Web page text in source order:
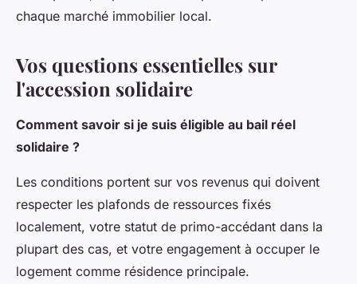
chaque marché immobilier local.
Vos questions essentielles sur
l'accession solidaire
Comment savoir si je suis éligible au bail réel
solidaire ?
Les conditions portent sur vos revenus qui doivent
respecter les plafonds de ressources fixés
localement, votre statut de primo-accédant dans la
plupart des cas, et votre engagement à occuper le
logement comme résidence principale.